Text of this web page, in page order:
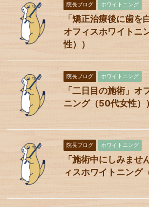
院長ブログ ホワイトニング
「矯正治療後に歯を
オフィスホワイトニ
性））
院長ブログ ホワイトニング
「二日目の施術」オ
ニング（50代女性））
院長ブログ ホワイトニング
「施術中にしみませ
ィスホワイトニング